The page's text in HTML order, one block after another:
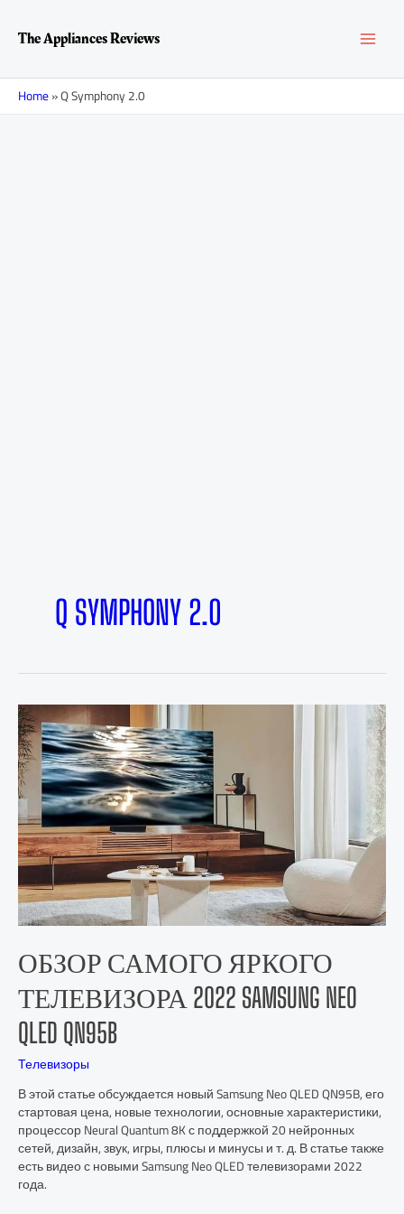
содержимому
The Appliances Reviews
Home»Q Symphony 2.0
Q SYMPHONY 2.0
ОБЗОР САМОГО ЯРКОГО
ТЕЛЕВИЗОРА 2022 SAMSUNG NEO
QLED QN95B
Телевизоры
В этой статье обсуждается новый Samsung Neo QLED QN95B, его
стартовая цена, новые технологии, основные характеристики,
процессор Neural Quantum 8K с поддержкой 20 нейронных
сетей, дизайн, звук, игры, плюсы и минусы и т. д. В статье также
есть видео с новыми Samsung Neo QLED телевизорами 2022
года.